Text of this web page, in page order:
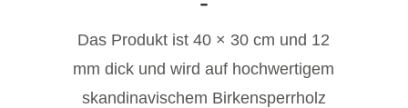
Das Produkt ist 40 × 30 cm und 12
mm dick und wird auf hochwertigem
skandinavischem Birkensperrholz